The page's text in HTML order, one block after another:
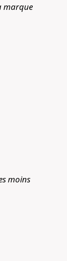
marque
moins